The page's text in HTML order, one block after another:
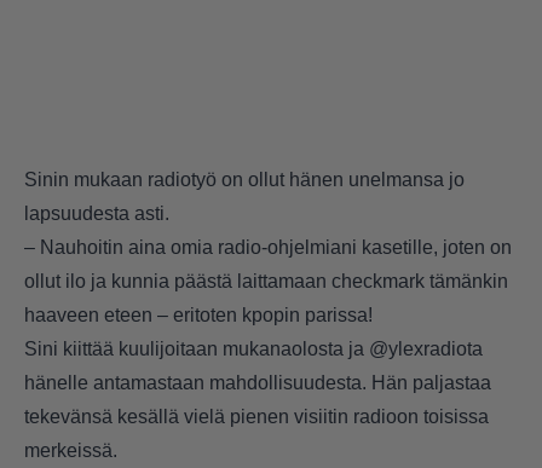
Sinin mukaan radiotyö on ollut hänen unelmansa jo
lapsuudesta asti.
– Nauhoitin aina omia radio-ohjelmiani kasetille, joten on
ollut ilo ja kunnia päästä laittamaan checkmark tämänkin
haaveen eteen – eritoten kpopin parissa!
Sini kiittää kuulijoitaan mukanaolosta ja @ylexradiota
hänelle antamastaan mahdollisuudesta. Hän paljastaa
tekevänsä kesällä vielä pienen visiitin radioon toisissa
merkeissä.